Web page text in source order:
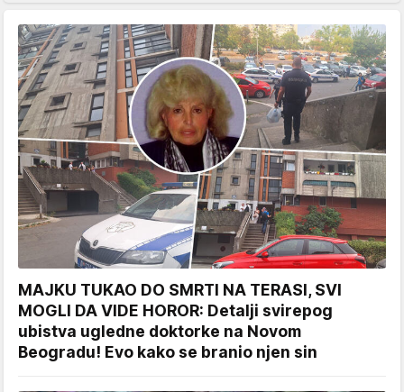
MAJKU TUKAO DO SMRTI NA TERASI, SVI
MOGLI DA VIDE HOROR: Detalji svirepog
ubistva ugledne doktorke na Novom
Beogradu! Evo kako se branio njen sin